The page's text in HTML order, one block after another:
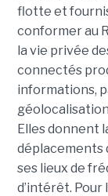
flotte et
conformer au
la vie privée
connectés
informations,
Elles donnent
déplacements
ses lieux de
d’intérêt. Pour